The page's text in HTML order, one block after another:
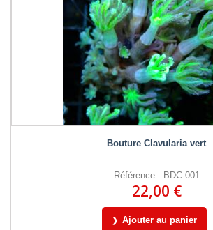
Bouture Clavularia vert
Référence : BDC-001
22,00 €
Ajouter au panier